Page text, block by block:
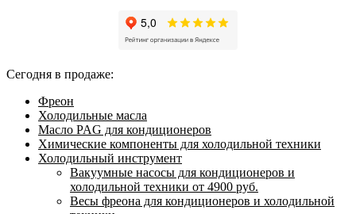
Сегодня в продаже:
Фреон
Холодильные масла
Масло PAG для кондиционеров
Химические компоненты для холодильной техники
Холодильный инструмент
Вакуумные насосы для кондиционеров и
холодильной техники от 4900 руб.
Весы фреона для кондиционеров и холодильной